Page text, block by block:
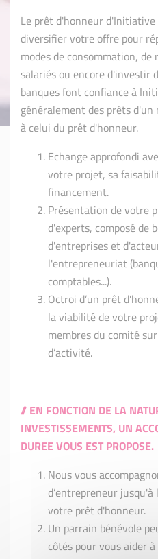
Le prêt d'honneur
diversifier votre offre pour
modes de consommation,
salariés ou encore d'investir
banques font confiance à
généralement des prêts
à celui du prêt d'honneur.
Echange approfondi
votre projet, sa
financement.
Présentation de votre
d'experts, composé de
d'entreprises et
l'entrepreneuriat
comptables...).
Octroi d’un prêt
la viabilité de votre
membres du comité
d’activité.
// EN FONCTION DE LA
INVESTISSEMENTS, UN
DUREE VOUS EST PROPOSE.
Nous vous
d’entrepreneur
votre prêt d'honneur.
Un parrain bénévole
côtés pour vous aider